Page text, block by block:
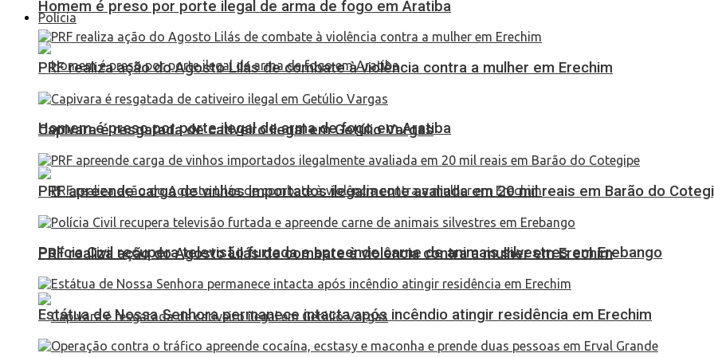
Polícia
Homem é preso por porte ilegal de arma de fogo em Aratiba
PRF realiza ação do Agosto Lilás de combate à violência contra a mulher em Erechim
Homem é preso por porte ilegal de arma de fogo em Aratiba
PRF realiza ação do Agosto Lilás de combate à violência contra a mulher em Erechim
Capivara é resgatada de cativeiro ilegal em Getúlio Vargas
PRF apreende carga de vinhos importados ilegalmente avaliada em 20 mil reais em Barão do
Polícia Civil recupera televisão furtada e apreende carne de animais silvestres em Erebango
Estátua de Nossa Senhora permanece intacta após incêndio atingir residência em Erechim